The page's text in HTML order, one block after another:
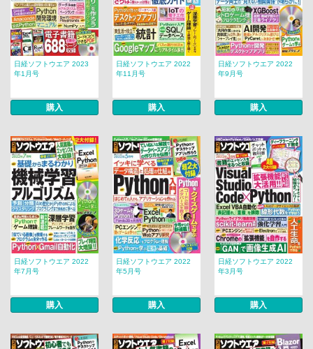
日経ソフトウエア 2023
年1月号
購入
日経ソフトウエア 2022
年11月号
購入
日経ソフトウエア 2022
年9月号
購入
日経ソフトウエア 2022
年7月号
購入
日経ソフトウエア 2022
年5月号
購入
日経ソフトウエア 2022
年3月号
購入